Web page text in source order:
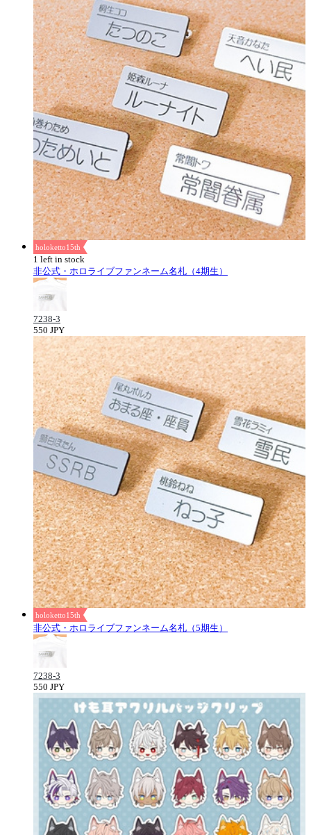
holoketto15th
1 left in stock
非公式・ホロライブファンネーム名札（4期生）
7238-3
550 JPY
holoketto15th
非公式・ホロライブファンネーム名札（5期生）
7238-3
550 JPY